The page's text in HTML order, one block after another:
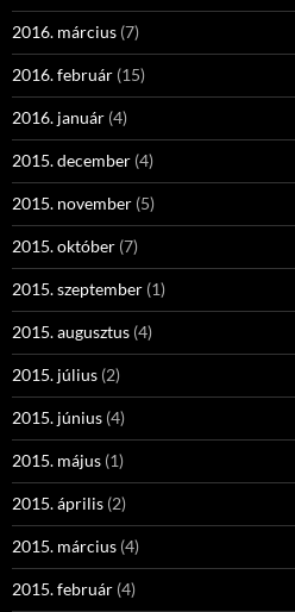
2016. március (7)
2016. február (15)
2016. január (4)
2015. december (4)
2015. november (5)
2015. október (7)
2015. szeptember (1)
2015. augusztus (4)
2015. július (2)
2015. június (4)
2015. május (1)
2015. április (2)
2015. március (4)
2015. február (4)